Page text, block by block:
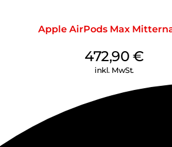
Apple AirPods Max
472,90€
inkl. MwSt.